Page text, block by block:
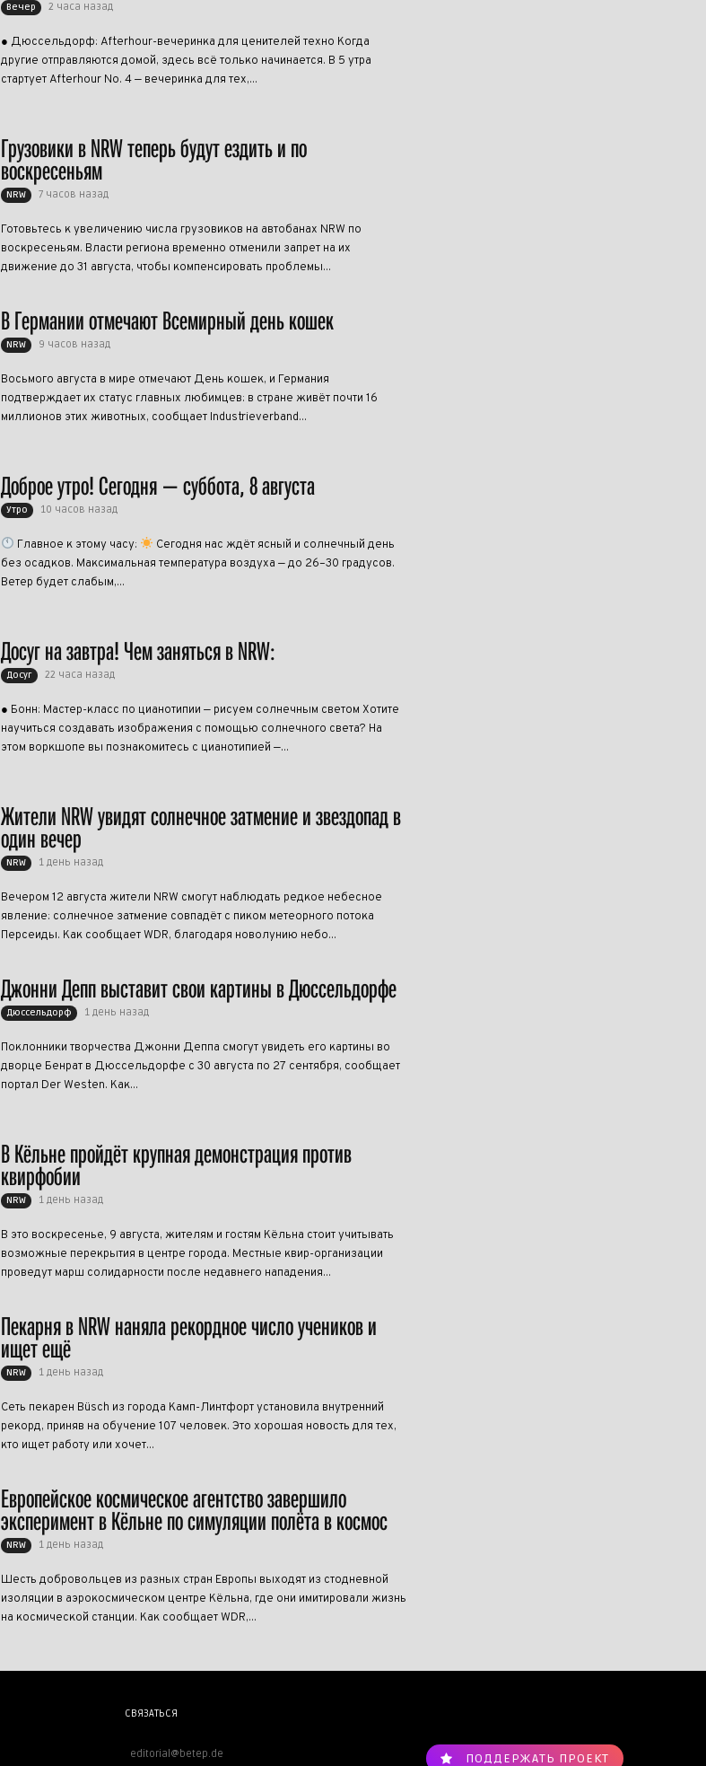
Вечер 2 часа назад
● Дюссельдорф: Afterhour-вечеринка для ценителей техно Когда
другие отправляются домой, здесь всё только начинается. В 5 утра
стартует Afterhour No. 4 — вечеринка для тех,...
Грузовики в NRW теперь будут ездить и по
воскресеньям
NRW 7 часов назад
Готовьтесь к увеличению числа грузовиков на автобанах NRW по
воскресеньям. Власти региона временно отменили запрет на их
движение до 31 августа, чтобы компенсировать проблемы...
В Германии отмечают Всемирный день кошек
NRW 9 часов назад
Восьмого августа в мире отмечают День кошек, и Германия
подтверждает их статус главных любимцев: в стране живёт почти 16
миллионов этих животных, сообщает Industrieverband...
Доброе утро! Сегодня — суббота, 8 августа
Утро 10 часов назад
Главное к этому часу:
Сегодня нас ждёт ясный и солнечный день
без осадков. Максимальная температура воздуха — до 26–30 градусов.
Ветер будет слабым,...
Досуг на завтра! Чем заняться в NRW:
Досуг 22 часа назад
● Бонн: Мастер-класс по цианотипии — рисуем солнечным светом Хотите
научиться создавать изображения с помощью солнечного света? На
этом воркшопе вы познакомитесь с цианотипией —...
Жители NRW увидят солнечное затмение и звездопад в
один вечер
NRW 1 день назад
Вечером 12 августа жители NRW смогут наблюдать редкое небесное
явление: солнечное затмение совпадёт с пиком метеорного потока
Персеиды. Как сообщает WDR, благодаря новолунию небо...
Джонни Депп выставит свои картины в Дюссельдорфе
Дюссельдорф 1 день назад
Поклонники творчества Джонни Деппа смогут увидеть его картины во
дворце Бенрат в Дюссельдорфе с 30 августа по 27 сентября, сообщает
портал Der Westen. Как...
В Кёльне пройдёт крупная демонстрация против
квирфобии
NRW 1 день назад
В это воскресенье, 9 августа, жителям и гостям Кёльна стоит учитывать
возможные перекрытия в центре города. Местные квир-организации
проведут марш солидарности после недавнего нападения...
Пекарня в NRW наняла рекордное число учеников и
ищет ещё
NRW 1 день назад
Сеть пекарен Büsch из города Камп-Линтфорт установила внутренний
рекорд, приняв на обучение 107 человек. Это хорошая новость для тех,
кто ищет работу или хочет...
Европейское космическое агентство завершило
эксперимент в Кёльне по симуляции полёта в космос
NRW 1 день назад
Шесть добровольцев из разных стран Европы выходят из стодневной
изоляции в аэрокосмическом центре Кёльна, где они имитировали жизнь
на космической станции. Как сообщает WDR,...
СВЯЗАТЬСЯ
editorial@betep.de ПОДДЕРЖАТЬ ПРОЕКТ